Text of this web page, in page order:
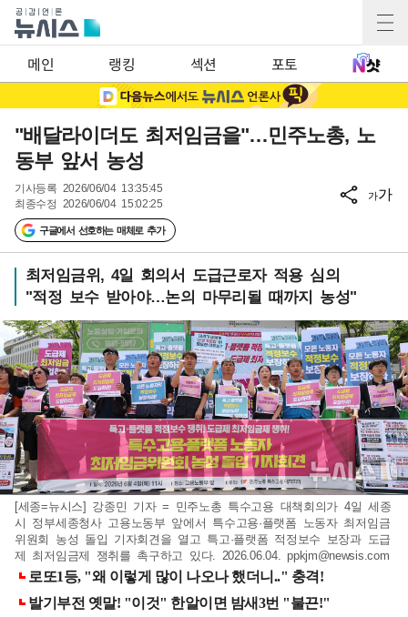
메인 랭킹 섹션 포토
"배달라이더도 최저임금을"…민주노총, 노
동부 앞서 농성
기사등록 2026/06/04 13:35:45
최종수정 2026/06/04 15:02:25
구글에서 선호하는 매체로 추가
가가
최저임금위, 4일 회의서 도급근로자 적용 심의
"적정 보수 받아야…논의 마무리될 때까지 농성"
[세종=뉴시스] 강종민 기자 = 민주노총 특수고용 대책회의가 4일 세종
시 정부세종청사 고용노동부 앞에서 특수고용·플랫폼 노동자 최저임금
위원회 농성 돌입 기자회견을 열고 특고·플랫폼 적정보수 보장과 도급
제 최저임금제 쟁취를 촉구하고 있다. 2026.06.04.ppkjm@newsis.com